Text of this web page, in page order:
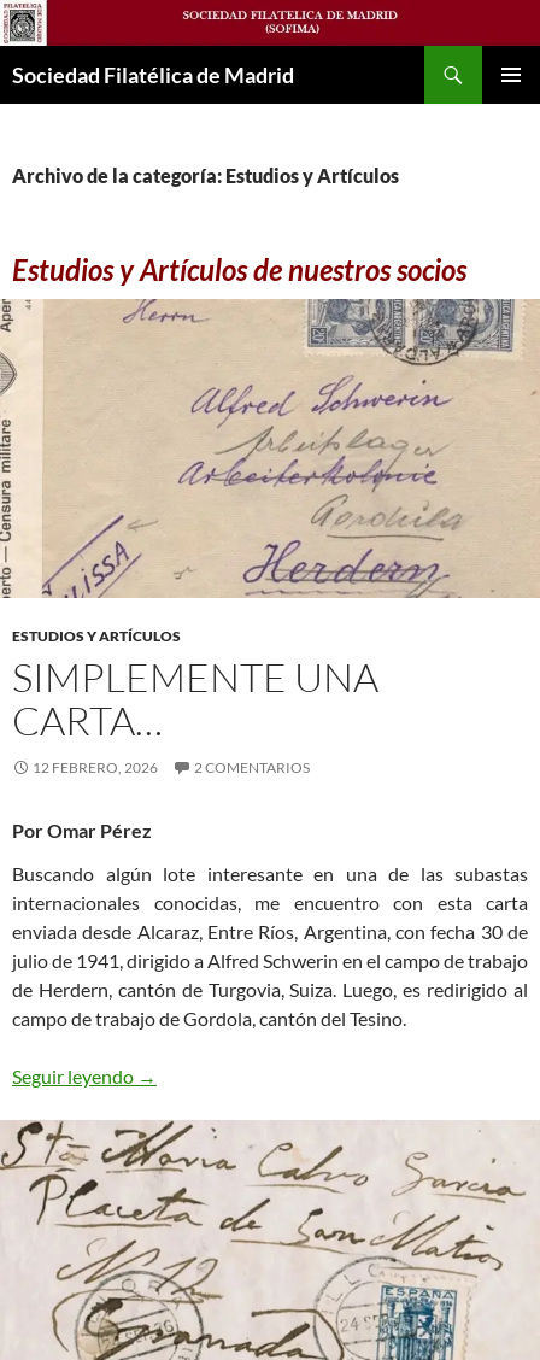
Saltar
al
contenido
Sociedad Filatélica de Madrid
Archivo de la categoría: Estudios y Artículos
Estudios y Artículos de nuestros socios
ESTUDIOS Y ARTÍCULOS
SIMPLEMENTE UNA
CARTA…
12 FEBRERO, 2026 2 COMENTARIOS
Por Omar Pérez
Buscando algún lote interesante en una de las subastas
internacionales conocidas, me encuentro con esta carta
enviada desde Alcaraz, Entre Ríos, Argentina, con fecha 30 de
julio de 1941, dirigido a Alfred Schwerin en el campo de trabajo
de Herdern, cantón de Turgovia, Suiza. Luego, es redirigido al
campo de trabajo de Gordola, cantón del Tesino.
Seguir leyendo Simplemente una carta…
→